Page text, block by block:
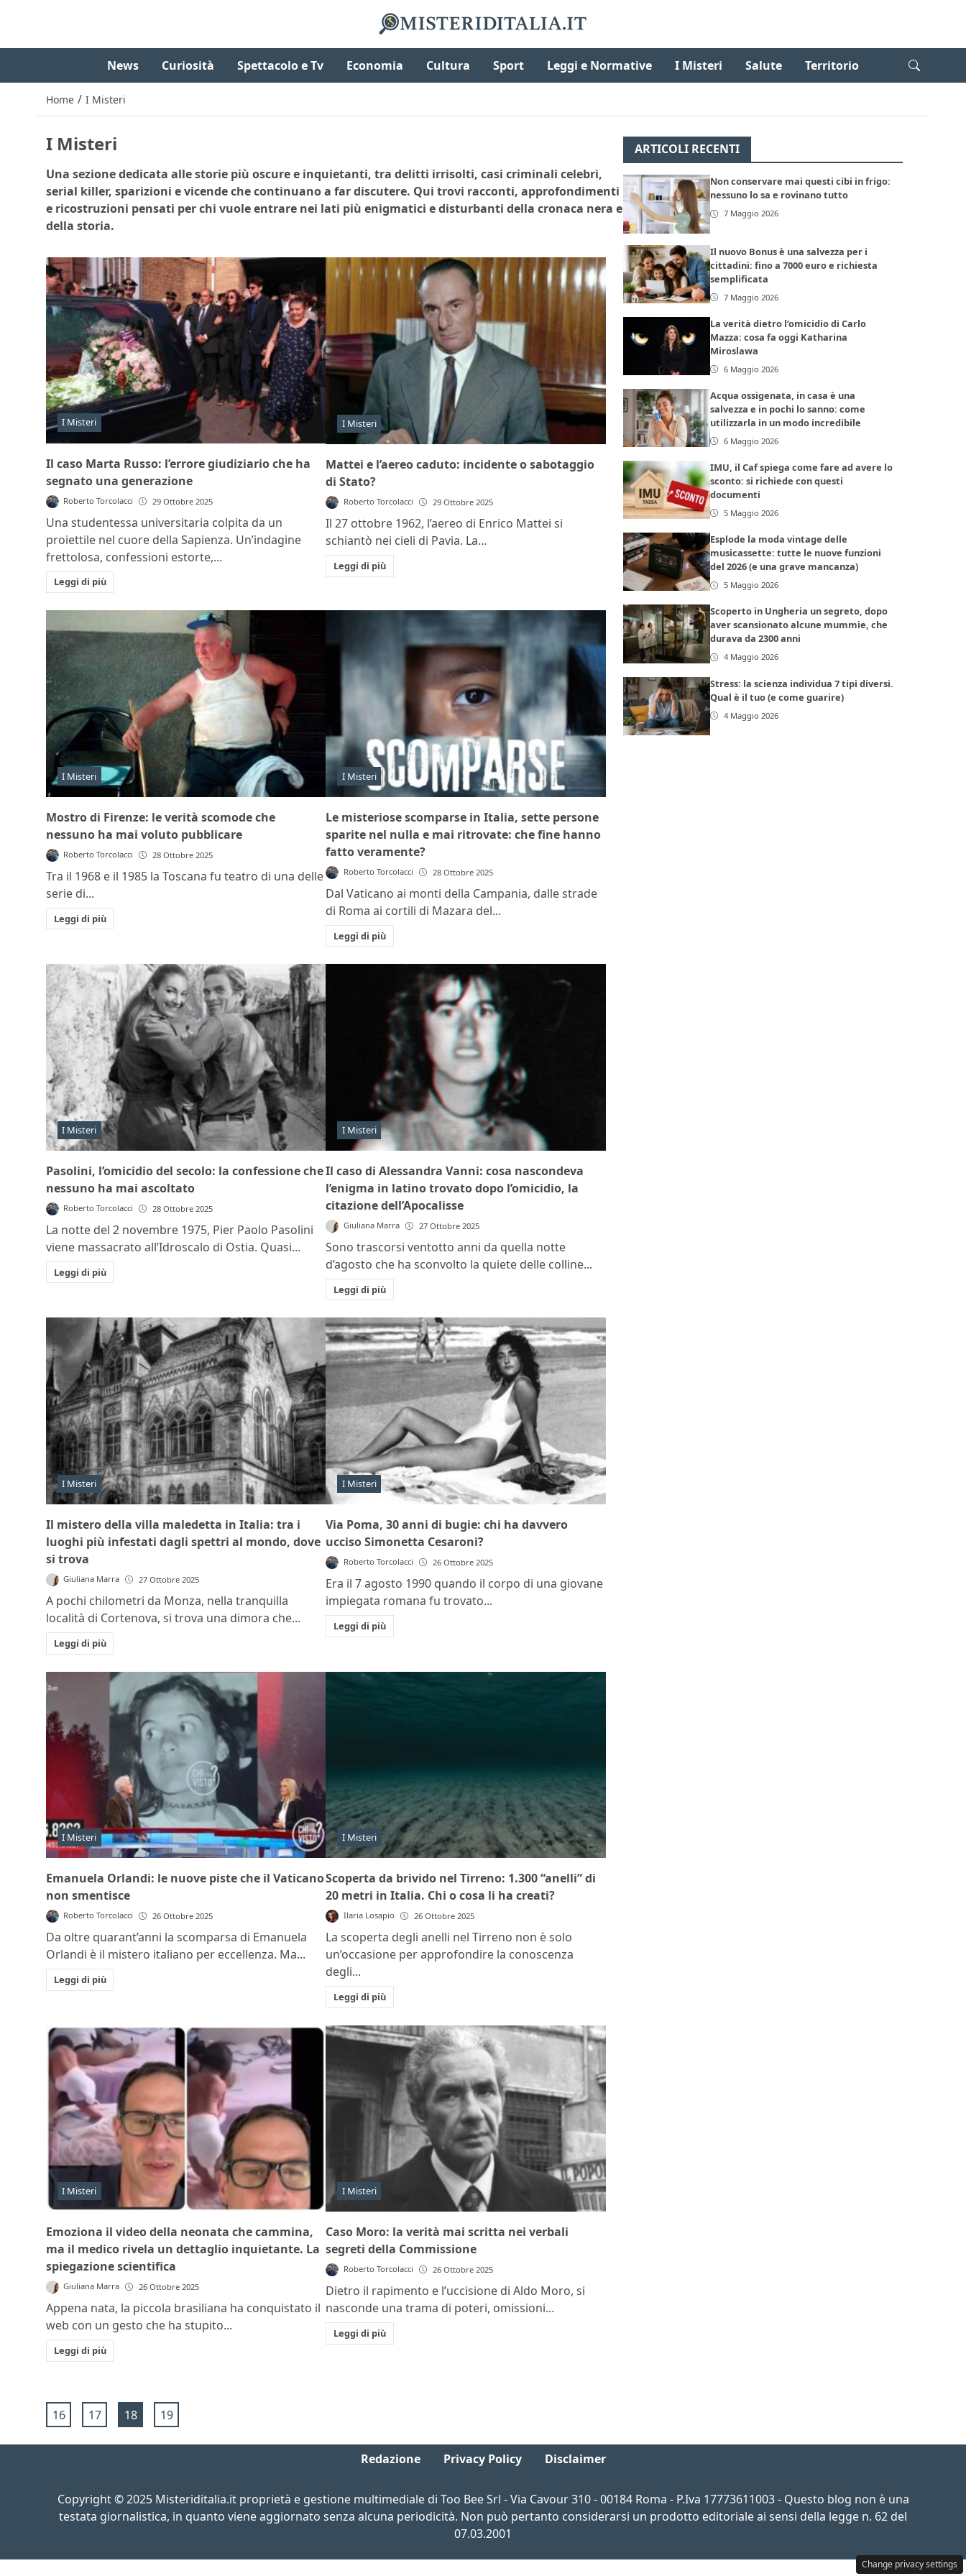
News Curiosità Spettacolo e Tv Economia Cultura Sport Leggi e Normative I Misteri Salute Territorio
Home / I Misteri
I Misteri
Una sezione dedicata alle storie più oscure e inquietanti, tra delitti irrisolti, casi criminali celebri,
serial killer, sparizioni e vicende che continuano a far discutere. Qui trovi racconti, approfondimenti
e ricostruzioni pensati per chi vuole entrare nei lati più enigmatici e disturbanti della cronaca nera e
della storia.
I Misteri
Il caso Marta Russo: l’errore giudiziario che ha
segnato una generazione
Roberto Torcolacci 29 Ottobre 2025
Una studentessa universitaria colpita da un
proiettile nel cuore della Sapienza. Un’indagine
frettolosa, confessioni estorte,...
Leggi di più
I Misteri
Mattei e l’aereo caduto: incidente o sabotaggio
di Stato?
Roberto Torcolacci 29 Ottobre 2025
Il 27 ottobre 1962, l’aereo di Enrico Mattei si
schiantò nei cieli di Pavia. La...
Leggi di più
I Misteri
Mostro di Firenze: le verità scomode che
nessuno ha mai voluto pubblicare
Roberto Torcolacci 28 Ottobre 2025
Tra il 1968 e il 1985 la Toscana fu teatro di una delle
serie di...
Leggi di più
I Misteri
Le misteriose scomparse in Italia, sette persone
sparite nel nulla e mai ritrovate: che fine hanno
fatto veramente?
Roberto Torcolacci 28 Ottobre 2025
Dal Vaticano ai monti della Campania, dalle strade
di Roma ai cortili di Mazara del...
Leggi di più
I Misteri
Pasolini, l’omicidio del secolo: la confessione che
nessuno ha mai ascoltato
Roberto Torcolacci 28 Ottobre 2025
La notte del 2 novembre 1975, Pier Paolo Pasolini
viene massacrato all’Idroscalo di Ostia. Quasi...
Leggi di più
I Misteri
Il caso di Alessandra Vanni: cosa nascondeva
l’enigma in latino trovato dopo l’omicidio, la
citazione dell’Apocalisse
Giuliana Marra 27 Ottobre 2025
Sono trascorsi ventotto anni da quella notte
d’agosto che ha sconvolto la quiete delle colline...
Leggi di più
I Misteri
Il mistero della villa maledetta in Italia: tra i
luoghi più infestati dagli spettri al mondo, dove
si trova
Giuliana Marra 27 Ottobre 2025
A pochi chilometri da Monza, nella tranquilla
località di Cortenova, si trova una dimora che...
Leggi di più
I Misteri
Via Poma, 30 anni di bugie: chi ha davvero
ucciso Simonetta Cesaroni?
Roberto Torcolacci 26 Ottobre 2025
Era il 7 agosto 1990 quando il corpo di una giovane
impiegata romana fu trovato...
Leggi di più
I Misteri
Emanuela Orlandi: le nuove piste che il Vaticano
non smentisce
Roberto Torcolacci 26 Ottobre 2025
Da oltre quarant’anni la scomparsa di Emanuela
Orlandi è il mistero italiano per eccellenza. Ma...
Leggi di più
I Misteri
Scoperta da brivido nel Tirreno: 1.300 “anelli” di
20 metri in Italia. Chi o cosa li ha creati?
Ilaria Losapio 26 Ottobre 2025
La scoperta degli anelli nel Tirreno non è solo
un’occasione per approfondire la conoscenza
degli...
Leggi di più
I Misteri
Emoziona il video della neonata che cammina,
ma il medico rivela un dettaglio inquietante. La
spiegazione scientifica
Giuliana Marra 26 Ottobre 2025
Appena nata, la piccola brasiliana ha conquistato il
web con un gesto che ha stupito...
Leggi di più
I Misteri
Caso Moro: la verità mai scritta nei verbali
segreti della Commissione
Roberto Torcolacci 26 Ottobre 2025
Dietro il rapimento e l’uccisione di Aldo Moro, si
nasconde una trama di poteri, omissioni...
Leggi di più
16 17 18 19
ARTICOLI RECENTI
Non conservare mai questi cibi in frigo:
nessuno lo sa e rovinano tutto
7 Maggio 2026
Il nuovo Bonus è una salvezza per i
cittadini: fino a 7000 euro e richiesta
semplificata
7 Maggio 2026
La verità dietro l’omicidio di Carlo
Mazza: cosa fa oggi Katharina
Miroslawa
6 Maggio 2026
Acqua ossigenata, in casa è una
salvezza e in pochi lo sanno: come
utilizzarla in un modo incredibile
6 Maggio 2026
IMU, il Caf spiega come fare ad avere lo
sconto: si richiede con questi
documenti
5 Maggio 2026
Esplode la moda vintage delle
musicassette: tutte le nuove funzioni
del 2026 (e una grave mancanza)
5 Maggio 2026
Scoperto in Ungheria un segreto, dopo
aver scansionato alcune mummie, che
durava da 2300 anni
4 Maggio 2026
Stress: la scienza individua 7 tipi diversi.
Qual è il tuo (e come guarire)
4 Maggio 2026
Redazione Privacy Policy Disclaimer
Copyright © 2025 Misteriditalia.it proprietà e gestione multimediale di Too Bee Srl - Via Cavour 310 - 00184 Roma - P.Iva 17773611003 - Questo blog non è una
testata giornalistica, in quanto viene aggiornato senza alcuna periodicità. Non può pertanto considerarsi un prodotto editoriale ai sensi della legge n. 62 del
07.03.2001
Change privacy settings